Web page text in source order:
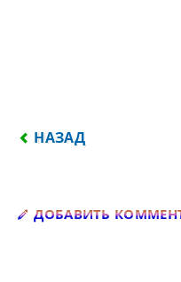
ПРЕДЫДУЩИЙ: Я НЕ
НАЗАД
ДОБАВИТЬ